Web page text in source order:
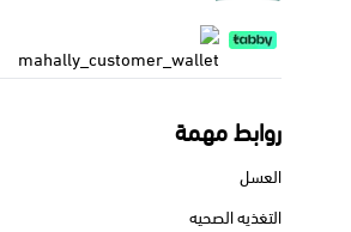
روابط مهمة
العسل
التغذيه الصحيه